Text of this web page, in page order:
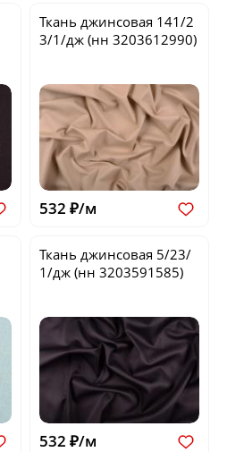
Ткань джинсовая 141/2
3/1/дж (нн 3203612990)
532 ₽/м
Ткань джинсовая 5/23/
1/дж (нн 3203591585)
532 ₽/м